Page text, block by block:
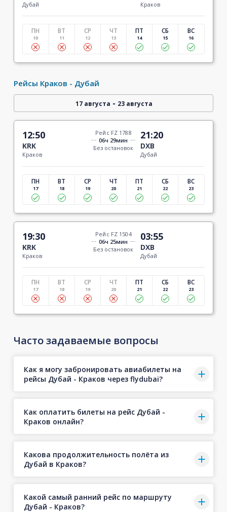
Дубай Краков
ПН
10
ВТ
11
СР
12
ЧТ
13
ПТ
14
СБ
15
ВС
16
Рейсы Краков - Дубай
17 августа - 23 августа
12:50
KRK
Краков
Рейс FZ 1788
06ч 29мин
Без остановок
21:20
DXB
Дубай
ПН
17
ВТ
18
СР
19
ЧТ
20
ПТ
21
СБ
22
ВС
23
19:30
KRK
Краков
Рейс FZ 1504
06ч 25мин
Без остановок
03:55
DXB
Дубай
ПН
17
ВТ
18
СР
19
ЧТ
20
ПТ
21
СБ
22
ВС
23
Часто задаваемые вопросы
Как я могу забронировать авиабилеты на
рейсы Дубай - Краков через flydubai?
Как оплатить билеты на рейс Дубай -
Краков онлайн?
Какова продолжительность полёта из
Дубай в Краков?
Какой самый ранний рейс по маршруту
Дубай - Краков?